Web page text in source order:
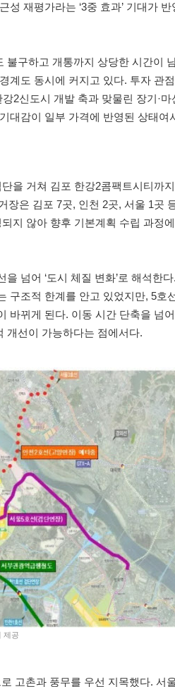
재평가라는 ‘3중 효과’ 기대가 반
구하고 개통까지 상당한 시간이
계도 동시에 커지고 있다. 투자 관
2신도시 개발 축과 맞물린 장기·마
대감이 일부 가격에 반영된 상태여
을 거쳐 김포 한강2콤팩트시티까
장은 김포 7곳, 인천 2곳, 서울 1곳
지 않아 향후 기본계획 수립 과정
넘어 ‘도시 체질 변화’로 해석한
구조적 한계를 안고 있었지만, 5호
바뀌게 된다. 이동 시간 단축을 넘
개선이 가능하다는 점에서다.
제공
고촌과 풍무를 우선 지목했다. 서